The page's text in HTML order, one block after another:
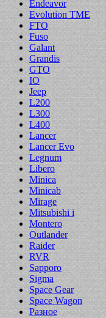
Endeavor
Evolution TME
FTO
Fuso
Galant
Grandis
GTO
IO
Jeep
L200
L300
L400
Lancer
Lancer Evo
Legnum
Libero
Minica
Minicab
Mirage
Mitsubishi i
Montero
Outlander
Raider
RVR
Sapporo
Sigma
Space Gear
Space Wagon
Разное